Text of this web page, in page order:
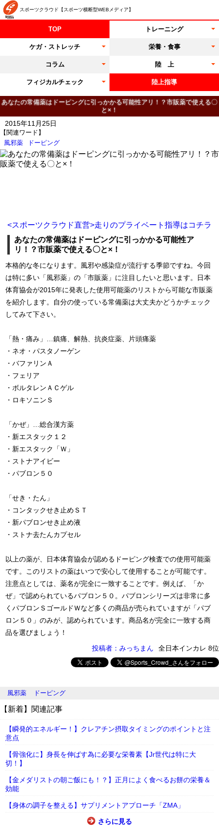
スポーツクラウド【スポーツ横断型WEBメディア】
TOP トレーニング
ケガ・ストレッチ 栄養・食事
コラム 陸 上
フィジカルチェック 陸上指導
あなたの常備薬はドーピングに引っかかる可能性アリ！？市販薬で使える〇
と×！
【関連ワード】
風邪薬
ドーピング
2015年11月25日
<スポーツクラウド直営>走りのプライベート指導はコチラ
あなたの常備薬はドーピングに引っかかる可能性ア
リ！？市販薬で使える〇と×！
本格的な冬になります。風邪や感染症が流行する季節ですね。今回
は特に多い「風邪薬」の「市販薬」に注目したいと思います。日本
体育協会が2015年に発表した使用可能薬のリストから可能な市販薬
を紹介します。自分の使っている常備薬は大丈夫かどうかチェック
してみて下さい。
「熱・痛み」…鎮痛、解熱、抗炎症薬、片頭痛薬
・ネオ・パスタノーゲン
・バファリンＡ
・フェリア
・ボルタレンＡＣゲル
・ロキソニンＳ
「かぜ」…総合漢方薬
・新エスタック１２
・新エスタック「Ｗ」
・ストナアイビー
・パブロン５０
「せき・たん」
・コンタックせき止めＳＴ
・新パブロンせき止め液
・ストナ去たんカプセル
以上の薬が、日本体育協会が認めるドーピング検査での使用可能薬
です。このリストの薬はいつで安心して使用することが可能です。
注意点としては、薬名が完全に一致することです。例えば、「か
ぜ」で認められているパブロン５０。パブロンシリーズは非常に多
くパブロンＳゴールドＷなど多くの商品が売られていますが「パブ
ロン５０」のみが、認められています。商品名が完全に一致する商
品を選びましょう！
投稿者：みっちまん
全日本インカレ 8位
風邪薬 ドーピング
【新着】関連記事
【瞬発的エネルギー！】クレアチン摂取タイミングのポイントと注
意点
【骨強化に】身長を伸ばす為に必要な栄養素【Jr世代は特に大
切！】
【金メダリストの朝ご飯にも！？】正月によく食べるお餅の栄養＆
効能
【身体の調子を整える】サプリメントアプローチ「ZMA」
さらに見る